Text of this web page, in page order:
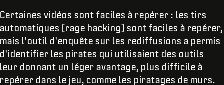
Certaines vidéos sont faciles à repérer : les tirs
automatiques (rage hacking) sont faciles à repérer,
mais l'outil d'enquête sur les rediffusions a permis
d'identifier les pirates qui utilisaient des outils
leur donnant un léger avantage, plus difficile à
repérer dans le jeu, comme les piratages de murs.